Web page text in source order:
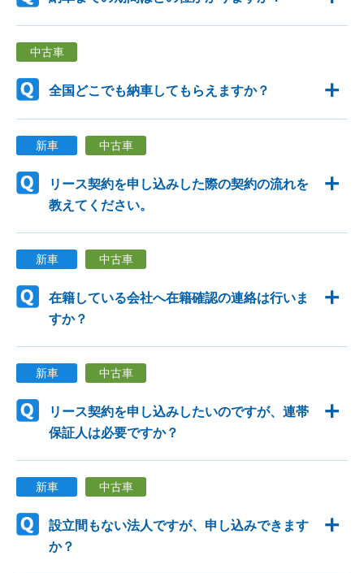
中古車
全国どこでも納車してもらえますか？
新車 中古車
リース契約を申し込みした際の契約の流れを
教えてください。
新車 中古車
在籍している会社へ在籍確認の連絡は行いま
すか？
新車 中古車
リース契約を申し込みしたいのですが、連帯
保証人は必要ですか？
新車 中古車
設立間もない法人ですが、申し込みできます
か？